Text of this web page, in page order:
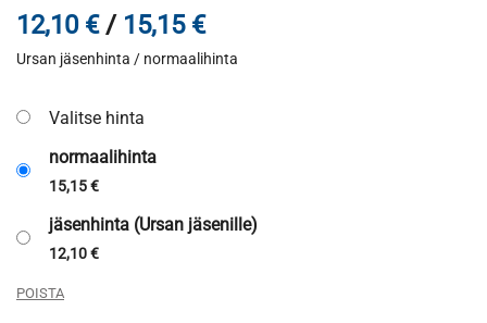
12,10 € / 15,15 €Hintaluokka:
12,10 €
Ursan jäsenhinta / normaalihinta
Valitse hinta
normaalihinta
15,15€
jäsenhinta (Ursan jäsenille)
12,10€
POISTA